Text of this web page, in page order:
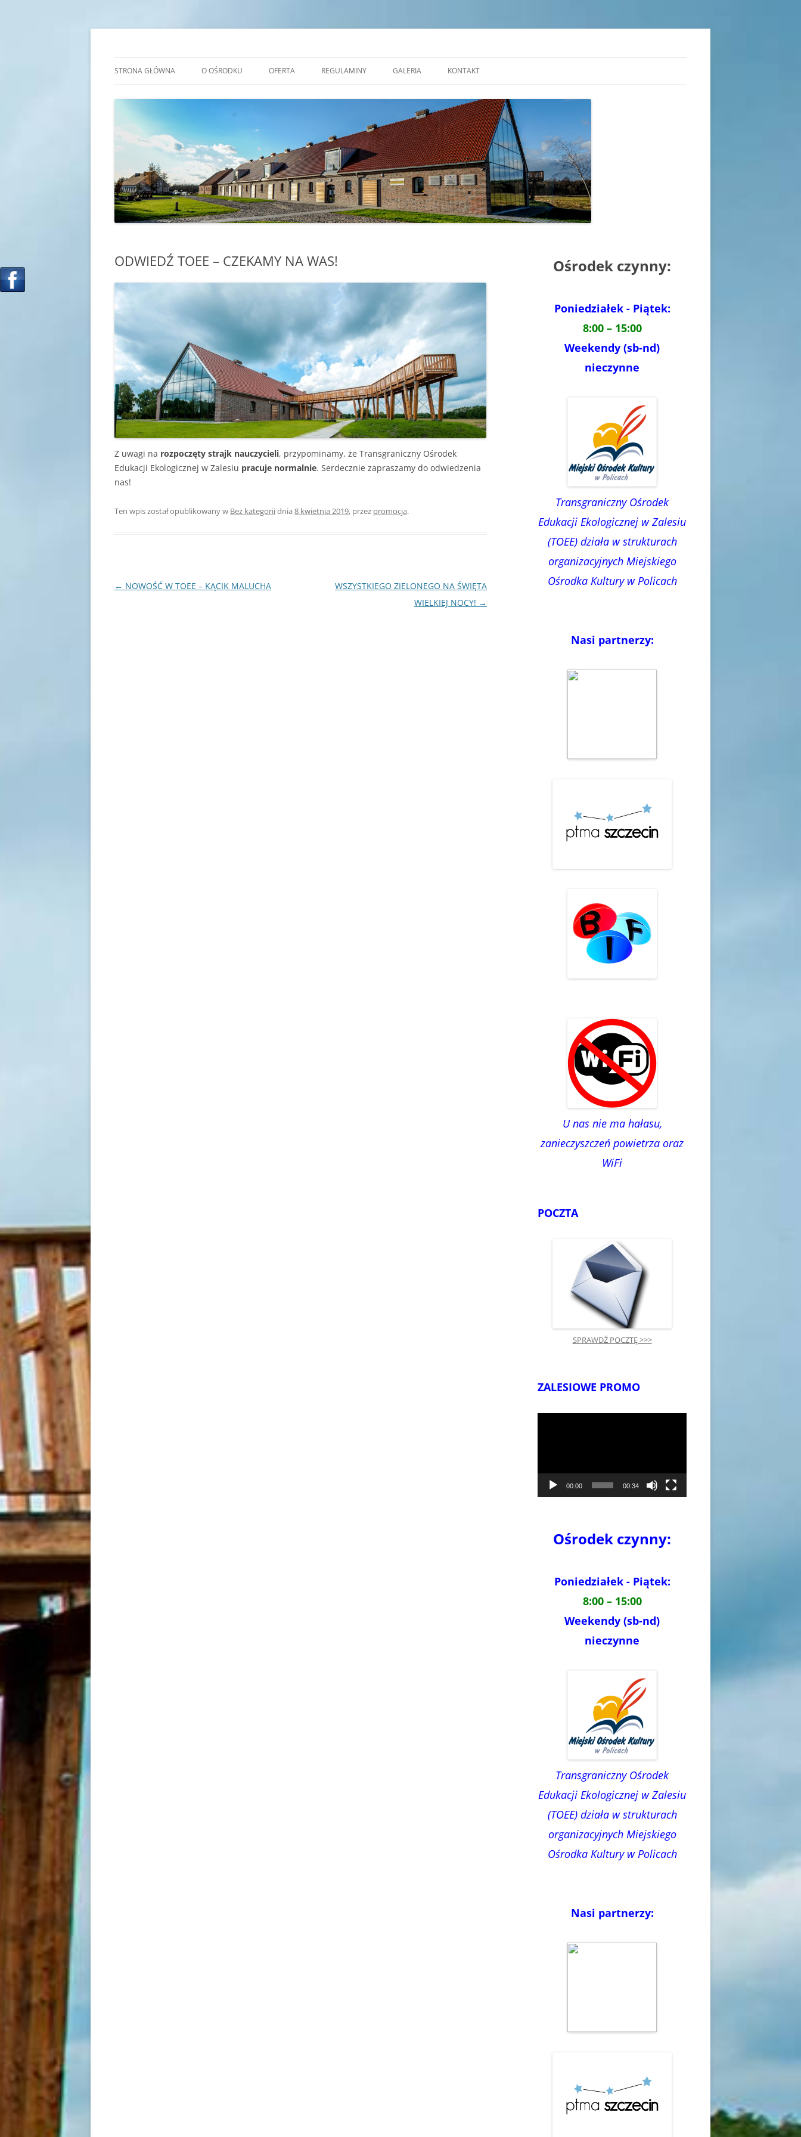
Przejdź
STRONA GŁÓWNA O OŚRODKU
KADRA
SALE EDUKACYJNE ALEJA NAUKI
SALA EKOSYSTEMÓW
SALA ZJAWISK ATMOSFERYCZNYCH
MOBILNE KINO PRZYRODNICZE
OGRÓD DYDAKTYCZNY
ZAJĘCIA TERENOWE
OFERTA
PRACOWNIA CERAMICZNA
REZERWAT FORMY
REGULAMINY
REGULAMIN POBYTU GRUP W
TRANSGRANICZNYM OŚRODKU
EDUKACJI EKOLOGICZNEJ W
ZALESIU
GALERIA KONTAKT
ODWIEDŹ TOEE – CZEKAMY NA WAS!
Z uwagi na rozpoczęty strajk nauczycieli, przypominamy, że Transgraniczny Ośrodek
Edukacji Ekologicznej w Zalesiu pracuje normalnie. Serdecznie zapraszamy do odwiedzenia
nas!
Ten wpis został opublikowany w Bez kategoriidnia 8 kwietnia 2019, przez promocja.
Nawigacja
← NOWOŚĆ W TOEE – KĄCIK MALUCHA
WSZYSTKIEGO ZIELONEGO NA ŚWIĘTA
WIELKIEJ NOCY! →
Ośrodek czynny:
Poniedziałek - Piątek:
8:00 – 15:00
Weekendy (sb-nd)
nieczynne
Transgraniczny Ośrodek
Edukacji Ekologicznej w Zalesiu
(TOEE) działa w strukturach
organizacyjnych Miejskiego
Ośrodka Kultury w Policach
Nasi partnerzy:
U nas nie ma hałasu,
zanieczyszczeń powietrza oraz
WiFi
POCZTA
SPRAWDŹ POCZTĘ >>>
ZALESIOWE PROMO
Odtwarzacz
00:00 00:34
Ośrodek czynny:
Poniedziałek - Piątek:
8:00 – 15:00
Weekendy (sb-nd)
nieczynne
Transgraniczny Ośrodek
Edukacji Ekologicznej w Zalesiu
(TOEE) działa w strukturach
organizacyjnych Miejskiego
Ośrodka Kultury w Policach
Nasi partnerzy: